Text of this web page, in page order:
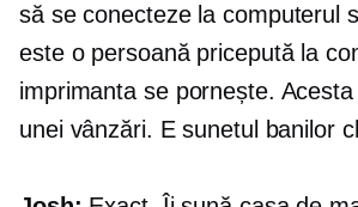
să se conecteze la computerul
este o persoană pricepută la
imprimanta se pornește. Acesta
unei vânzări. E sunetul banilor